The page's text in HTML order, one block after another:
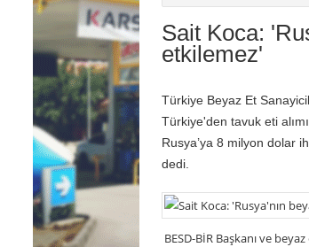
Sait Koca:
etkilemez'
Türkiye Beyaz Et
Türkiye'den tavuk eti
Rusya’ya 8 milyon dolar
dedi.
BESD-BİR Başkanı ve